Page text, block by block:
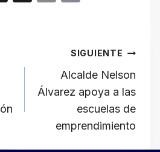
y
Li
n
k
SIGUIENTE
Alcalde Nelson
Álvarez apoya a las
escuelas de
emprendimiento